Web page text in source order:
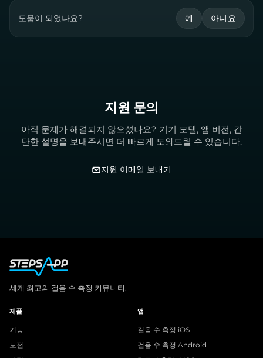
도움이 되었나요? 예 아니요
지원 문의
아직 문제가 해결되지 않으셨나요? 기기 모델, 앱 버전, 간
단한 설명을 보내주시면 더 빠르게 도와드릴 수 있습니다.
지원 이메일 보내기
세계 최고의 걸음 수 측정 커뮤니티.
제품
기능
도전
앱
걸음 수 측정 iOS
걸음 수 측정 Android